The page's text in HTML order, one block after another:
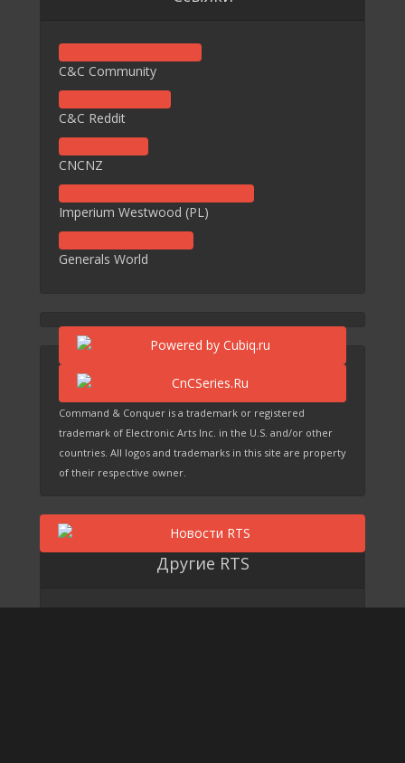
C&C Community
C&C Reddit
CNCNZ
Imperium Westwood (PL)
Generals World
Command & Conquer is a trademark or registered
trademark of Electronic Arts Inc. in the U.S. and/or other
countries. All logos and trademarks in this site are property
of their respective owner.
Другие RTS